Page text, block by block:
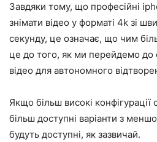
Завдяки тому, що професійні
знімати відео у форматі 4k зі
секунду, це означає, що чим
це до того, як ми перейдемо до
відео для автономного
Якщо більш високі
більш доступні варіанти з
будуть доступні, як зазвичай.